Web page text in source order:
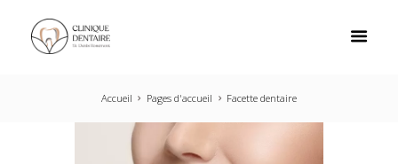
Accueil Pages d'accueil Facette dentaire